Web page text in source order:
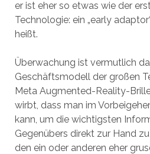
er ist eher so etwas wie der
Technologie: ein „early
heißt.
Überwachung ist vermutlich
Geschäftsmodell der großen
Meta Augmented-Reality-
wirbt, dass man im
kann, um die wichtigsten
Gegenübers direkt zur Hand
den ein oder anderen eher